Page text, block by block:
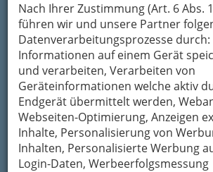
Nach Ihrer Zustimmung (Art. 6 Abs.
führen wir und unsere Partner
Datenverarbeitungsprozesse durch:
Informationen auf einem Gerät
und verarbeiten, Verarbeiten von
Geräteinformationen welche aktiv
Endgerät übermittelt werden,
Webseiten-Optimierung, Anzeigen
Inhalte, Personalisierung von
Inhalten, Personalisierte Werbung
Login-Daten, Werbeerfolgsmessung
Meine Email Adresse
Mein Betreff
Meine Nachricht